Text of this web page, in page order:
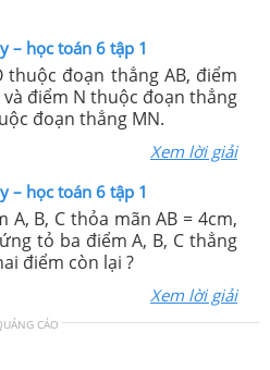
– học toán 6 tập 1
thuộc đoạn thẳng AB, điểm
điểm N thuộc đoạn thẳng
đoạn thẳng MN.
Xem lời giải
– học toán 6 tập 1
A, B, C thỏa mãn AB = 4cm,
tỏ ba điểm A, B, C thẳng
điểm còn lại ?
Xem lời giải
CÁO